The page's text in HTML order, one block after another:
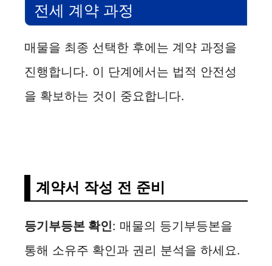
전세 계약 과정
매물을 최종 선택한 후에는 계약 과정을
진행합니다. 이 단계에서는 법적 안전성
을 확보하는 것이 중요합니다.
계약서 작성 전 준비
등기부등본 확인: 매물의 등기부등본을
통해 소유주 확인과 권리 분석을 하세요.